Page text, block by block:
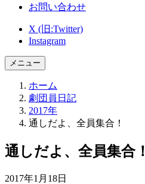
お問い合わせ
X (旧:Twitter)
Instagram
メニュー
ホーム
劇団員日記
2017年
通しだよ、全員集合！
通しだよ、全員集合！
2017年1月18日